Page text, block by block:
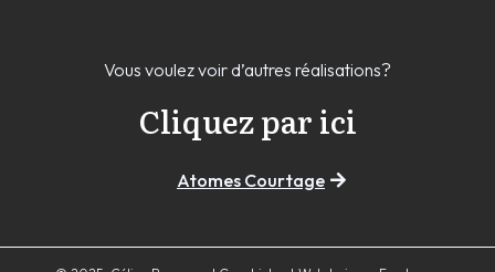
Vous voulez voir d’autres réalisations?
Cliquez par ici
Atomes Courtage